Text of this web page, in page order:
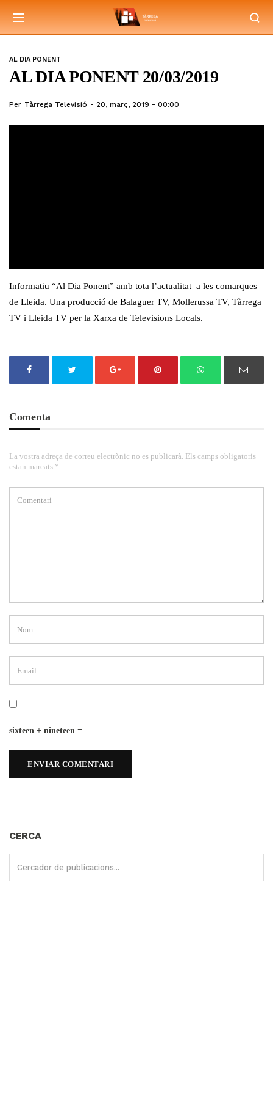
AL DIA PONENT
AL DIA PONENT 20/03/2019
Per Tàrrega Televisió 20, març, 2019 - 00:00
Informatiu “Al Dia Ponent” amb tota l’actualitat a les comarques
de Lleida. Una producció de Balaguer TV, Mollerussa TV, Tàrrega
TV i Lleida TV per la Xarxa de Televisions Locals.
Comenta
La vostra adreça de correu electrònic no es publicarà. Els camps obligatoris
estan marcats *
sixteen + nineteen =
CERCA